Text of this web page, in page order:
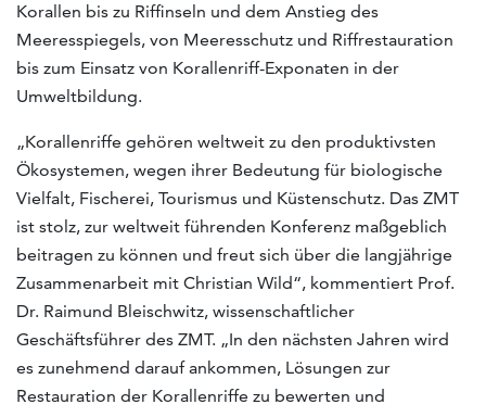
Korallen bis zu Riffinseln und dem Anstieg des
Meeresspiegels, von Meeresschutz und Riffrestauration
bis zum Einsatz von Korallenriff-Exponaten in der
Umweltbildung.
„Korallenriffe gehören weltweit zu den produktivsten
Ökosystemen, wegen ihrer Bedeutung für biologische
Vielfalt, Fischerei, Tourismus und Küstenschutz. Das ZMT
ist stolz, zur weltweit führenden Konferenz maßgeblich
beitragen zu können und freut sich über die langjährige
Zusammenarbeit mit Christian Wild“, kommentiert Prof.
Dr. Raimund Bleischwitz, wissenschaftlicher
Geschäftsführer des ZMT. „In den nächsten Jahren wird
es zunehmend darauf ankommen, Lösungen zur
Restauration der Korallenriffe zu bewerten und